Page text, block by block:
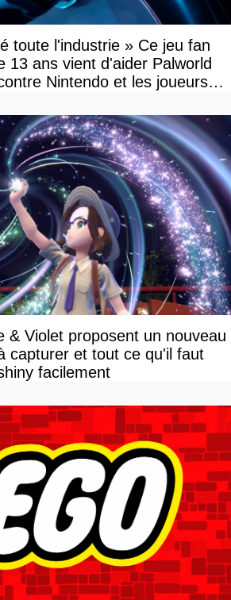
toute l'industrie » Ce jeu fan
13 ans vient d'aider Palworld
Nintendo et les joueurs
& Violet proposent un nouveau
capturer et tout ce qu'il faut
facilement